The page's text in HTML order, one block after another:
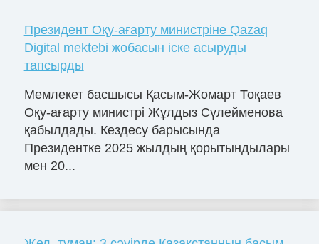
Президент Оқу-ағарту министріне Qazaq
Digital mektebi жобасын іске асыруды
тапсырды
Мемлекет басшысы Қасым-Жомарт Тоқаев
Оқу-ағарту министрі Жұлдыз Сүлейменова
қабылдады. Кездесу барысында
Президентке 2025 жылдың қорытындылары
мен 20...